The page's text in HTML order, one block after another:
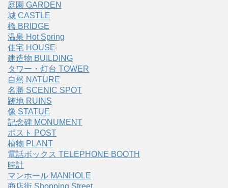
庭園 GARDEN
城 CASTLE
橋 BRIDGE
温泉 Hot Spring
住宅 HOUSE
建造物 BUILDING
タワー・灯台 TOWER
自然 NATURE
名勝 SCENIC SPOT
跡地 RUINS
像 STATUE
記念碑 MONUMENT
ポスト POST
植物 PLANT
電話ボックス TELEPHONE BOOTH
時計
マンホール MANHOLE
商店街 Shopping Street